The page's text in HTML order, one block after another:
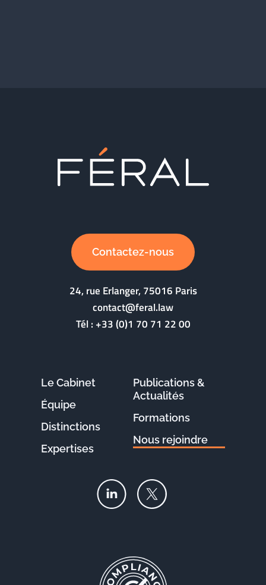
Contactez-nous
24, rue Erlanger, 75016 Paris
contact@feral.law
Tél :+33 (0)1 70 71 22 00
Le Cabinet
Équipe
Distinctions
Expertises
Publications &
Actualités
Formations
Nous rejoindre